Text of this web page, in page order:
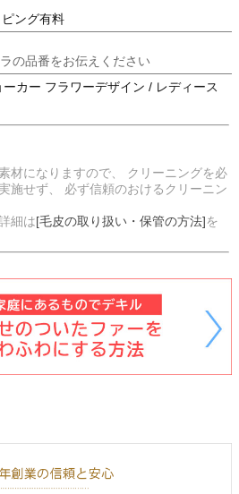
ピング有料
の品番をお伝えください
カー フラワーデザイン / レディース
材になりますので、 クリーニングを必
施せず、 必ず信頼のおけるクリーニン
細は[毛皮の取り扱い・保管の方法]を